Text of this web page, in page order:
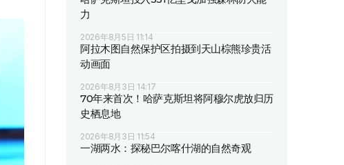
力
2026年8月5日 11:14
阿拉木图自然保护区拍摄到天山棕熊珍贵活
动画面
2026年8月3日 14:17
70年来首次！哈萨克斯坦将阿穆尔虎放归历
史栖息地
2026年8月3日 11:54
一湖两水：探秘巴尔喀什湖的自然奇观